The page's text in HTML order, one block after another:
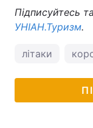
Підписуйтесь
УНІАН.Туризм.
літаки